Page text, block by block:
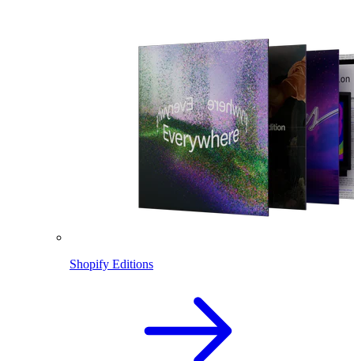
Shopify Editions